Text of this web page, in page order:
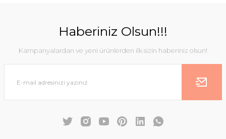
Haberiniz Olsun!!!
Kampanyalardan ve yeni ürünlerden ilk sizin haberiniz olsun!